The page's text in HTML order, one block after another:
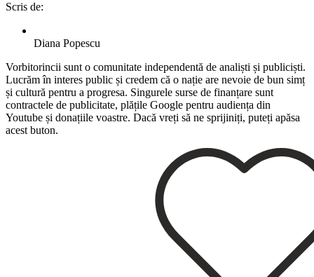
Scris de:
Diana Popescu
Vorbitorincii sunt o comunitate independentă de analiști și publiciști.
Lucrăm în interes public și credem că o nație are nevoie de bun simț
și cultură pentru a progresa. Singurele surse de finanțare sunt
contractele de publicitate, plățile Google pentru audiența din
Youtube și donațiile voastre. Dacă vreți să ne sprijiniți, puteți apăsa
acest buton.